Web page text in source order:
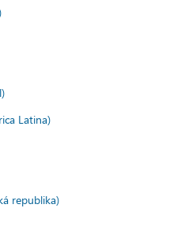
Latina)
republika)